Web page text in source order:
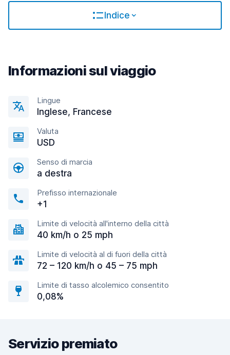
Indice
Informazioni sul viaggio
Lingue
Inglese, Francese
Valuta
USD
Senso di marcia
a destra
Prefisso internazionale
+1
Limite di velocità all'interno della città
40 km/h o 25 mph
Limite di velocità al di fuori della città
72 – 120 km/h o 45 – 75 mph
Limite di tasso alcolemico consentito
0,08%
Servizio premiato